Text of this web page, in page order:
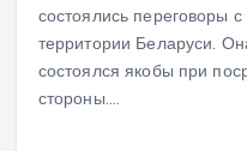
состоялись переговоры
территории Беларуси.
состоялся якобы при
стороны.…